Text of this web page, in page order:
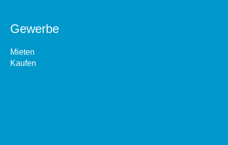
Gewerbe
Mieten
Kaufen